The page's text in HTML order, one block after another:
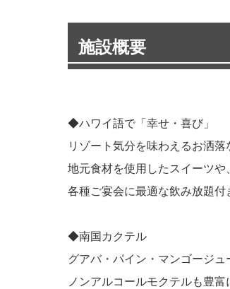
施設概要
◆ハワイ語で「幸せ・喜び」
リゾート気分を味わえるお洒落
地元食材を使用したスイーツ
各種ご宴会に最適な飲み放題
◆南国カクテル
グアバ・パイン・マンゴージュ
ノンアルコールモクテルも豊